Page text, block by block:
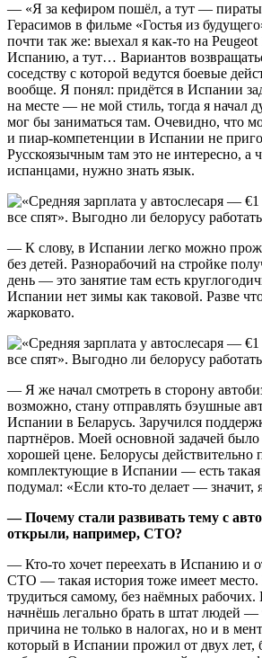
— «Я за кефиром пошёл, а тут —
Герасимов в фильме «Гостья из
почти так же: выехал я как-то на Peugeot
Испанию, а тут… Вариантов
соседству с которой ведутся боевые
вообще. Я понял: придётся в Испании
на месте — не мой стиль, тогда я начал
мог бы заниматься там. Очевидно, что
и пиар-компетенции в Испании не
Русскоязычным там это не интересно, а
испанцами, нужно знать язык.
— К слову, в Испании легко можно
без детей. Разнорабочий на стройке
день — это занятие там есть
Испании нет зимы как таковой. Разве
жарковато.
— Я же начал смотреть в сторону
возможно, стану отправлять бэушные
Испании в Беларусь. Заручился
партнёров. Моей основной задачей
хорошей цене. Белорусы действительно
комплектующие в Испании — есть
подумал: «Если кто-то делает — значит,
— Почему стали развивать тему с
открыли, например, СТО?
— Кто-то хочет переехать в Испанию и
СТО — такая история тоже имеет
трудиться самому, без наёмных рабочих.
начнёшь легально брать в штат людей
причина не только в налогах, но и в
который в Испании прожил от двух лет,